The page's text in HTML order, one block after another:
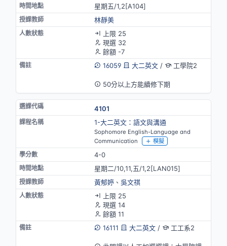
星期五/1,2[A104]
林靜美
上限 25
現選 32
餘額 -7
16059
大二英文/ 工學院2
50分以上方能續修下期
4101
1-大二英文：語文與溝通
Sophomore English-Language and
Communication
模擬
4-0
星期二/10,11,五/1,2[LAN015]
黃郁婷、 吳文祺
上限 25
現選 14
餘額 11
16111
大二英文/ 工工系2